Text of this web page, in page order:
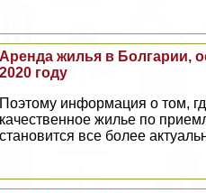
Аренда жилья в Болгарии,
2020 году
Поэтому информация о том,
качественное жилье по
становится все более